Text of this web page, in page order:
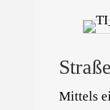
Mittels